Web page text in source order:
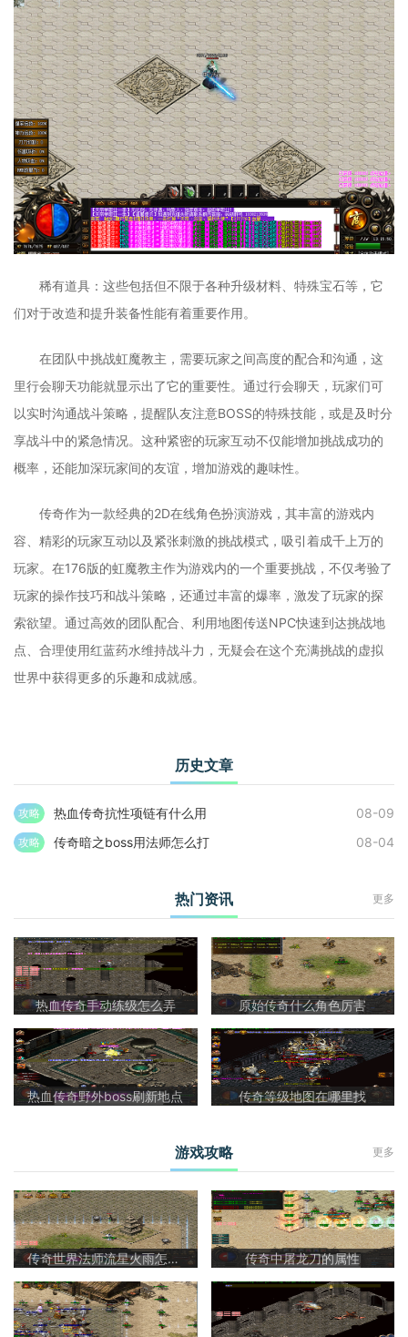
稀有道具：这些包括但不限于各种升级材料、特殊宝石等，它
们对于改造和提升装备性能有着重要作用。
在团队中挑战虹魔教主，需要玩家之间高度的配合和沟通，这
里行会聊天功能就显示出了它的重要性。通过行会聊天，玩家们可
以实时沟通战斗策略，提醒队友注意BOSS的特殊技能，或是及时分
享战斗中的紧急情况。这种紧密的玩家互动不仅能增加挑战成功的
概率，还能加深玩家间的友谊，增加游戏的趣味性。
传奇作为一款经典的2D在线角色扮演游戏，其丰富的游戏内
容、精彩的玩家互动以及紧张刺激的挑战模式，吸引着成千上万的
玩家。在176版的虹魔教主作为游戏内的一个重要挑战，不仅考验了
玩家的操作技巧和战斗策略，还通过丰富的爆率，激发了玩家的探
索欲望。通过高效的团队配合、利用地图传送NPC快速到达挑战地
点、合理使用红蓝药水维持战斗力，无疑会在这个充满挑战的虚拟
世界中获得更多的乐趣和成就感。
历史文章
攻略 热血传奇抗性项链有什么用 08-09
攻略 传奇暗之boss用法师怎么打 08-04
热门资讯 更多
热血传奇手动练级怎么弄 原始传奇什么角色厉害
热血传奇野外boss刷新地点 传奇等级地图在哪里找
游戏攻略 更多
传奇世界法师流星火雨怎么样啊 传奇中屠龙刀的属性